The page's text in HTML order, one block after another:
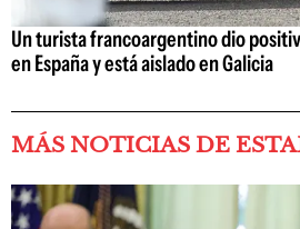
Un turista francoargentino dio
en España y está aislado en Galicia
MÁS NOTICIAS DE